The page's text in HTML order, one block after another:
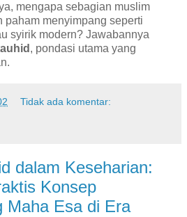
mengapa sebagian muslim
paham menyimpang seperti
syirik modern? Jawabannya
, pondasi utama yang
Tidak ada komentar:
dalam Keseharian:
Konsep
Maha Esa di Era